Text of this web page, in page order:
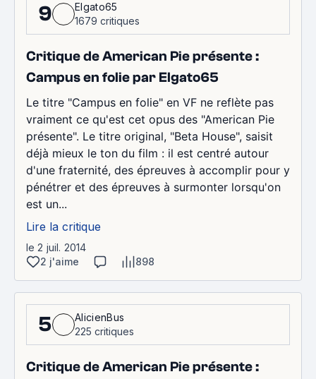
9
Elgato65
1679 critiques
Critique de American Pie présente :
Campus en folie par Elgato65
Le titre "Campus en folie" en VF ne reflète pas
vraiment ce qu'est cet opus des "American Pie
présente". Le titre original, "Beta House", saisit
déjà mieux le ton du film : il est centré autour
d'une fraternité, des épreuves à accomplir pour y
pénétrer et des épreuves à surmonter lorsqu'on
est un...
Lire la critique
le 2 juil. 2014
2 j'aime
898
5
AlicienBus
225 critiques
Critique de American Pie présente :